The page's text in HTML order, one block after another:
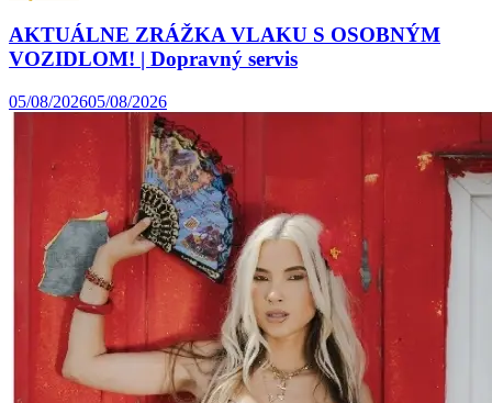
AKTUÁLNE ZRÁŽKA VLAKU S OSOBNÝM
VOZIDLOM! | Dopravný servis
05/08/202605/08/2026